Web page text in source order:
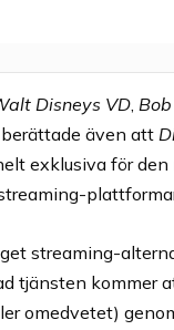
Disneys VD,
även att
exklusiva för
streaming-
tjänsten kommer
omedvetet)